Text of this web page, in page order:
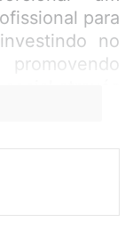
para
no
João
ressaltou a
pela